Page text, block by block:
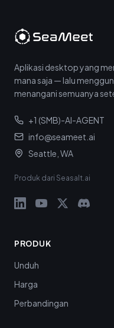
Aplikasi desktop yang
mana saja — lalu
menangani semuanya
+1 (SMB)-AI-AGENT
info@seameet.ai
Seattle, WA
Produk dari Seasalt.ai
PRODUK
Unduh
Harga
Perbandingan